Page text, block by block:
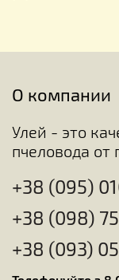
О компании
Улей - это
пчеловода от
+38 (095)
+38 (098)
+38 (093)